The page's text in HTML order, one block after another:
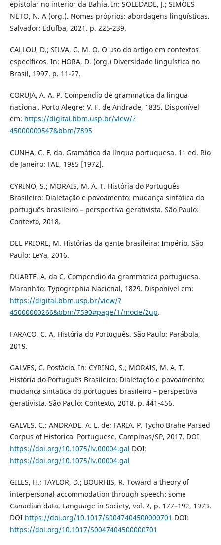
epistolar no interior da Bahia. In: SOLEDADE, J.; SIMÕES
NETO, N. A (org.). Nomes próprios: abordagens linguísticas.
Salvador: Edufba, 2021. p. 225-239.
CALLOU, D.; SILVA, G. M. O. O uso do artigo em contextos
específicos. In: HORA, D. (org.) Diversidade linguística no
Brasil, 1997. p. 11-27.
CORUJA, A. A. P. Compendio de grammatica da lingua
nacional. Porto Alegre: V. F. de Andrade, 1835. Disponível
em: https://digital.bbm.usp.br/view/?
45000000547&bbm/7895
CUNHA, C. F. da. Gramática da língua portuguesa. 11 ed. Rio
de Janeiro: FAE, 1985 [1972].
CYRINO, S.; MORAIS, M. A. T. História do Português
Brasileiro: Dialetação e povoamento: mudança sintática do
português brasileiro – perspectiva gerativista. São Paulo:
Contexto, 2018.
DEL PRIORE, M. Histórias da gente brasileira: Império. São
Paulo: LeYa, 2016.
DUARTE, A. da C. Compendio da grammatica portuguesa.
Maranhão: Typographia Nacional, 1829. Disponível em:
https://digital.bbm.usp.br/view/?
45000000266&bbm/7590#page/1/mode/2up.
FARACO, C. A. História do Português. São Paulo: Parábola,
2019.
GALVES, C. Posfácio. In: CYRINO, S.; MORAIS, M. A. T.
História do Português Brasileiro: Dialetação e povoamento:
mudança sintática do português brasileiro – perspectiva
gerativista. São Paulo: Contexto, 2018. p. 441-456.
GALVES, C.; ANDRADE, A. L. de; FARIA, P. Tycho Brahe Parsed
Corpus of Historical Portuguese. Campinas/SP, 2017. DOI
https://doi.org/10.1075/lv.00004.gal DOI:
https://doi.org/10.1075/lv.00004.gal
GILES, H.; TAYLOR, D.; BOURHIS, R. Toward a theory of
interpersonal accommodation through speech: some
Canadian data. Language in Society, vol. 2, p. 177–192, 1973.
DOI https://doi.org/10.1017/S0047404500000701 DOI:
https://doi.org/10.1017/S0047404500000701